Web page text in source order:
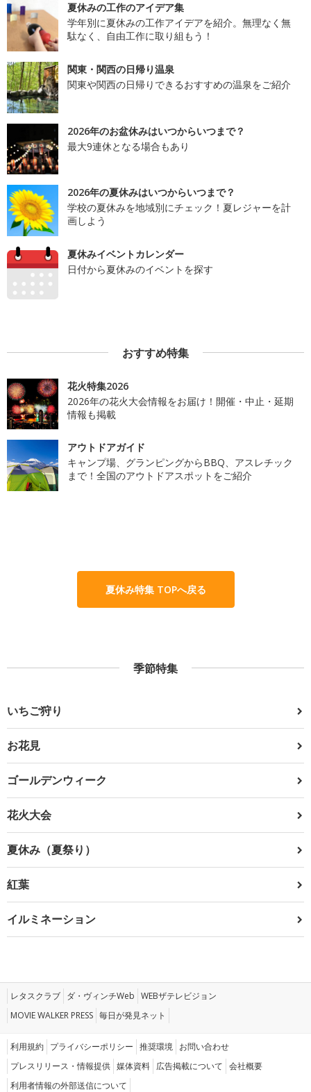
夏休みの工作のアイデア集
学年別に夏休みの工作アイデアを紹介。無理なく無
駄なく、自由工作に取り組もう！
関東・関西の日帰り温泉
関東や関西の日帰りできるおすすめの温泉をご紹介
2026年のお盆休みはいつからいつまで？
最大9連休となる場合もあり
2026年の夏休みはいつからいつまで？
学校の夏休みを地域別にチェック！夏レジャーを計
画しよう
夏休みイベントカレンダー
日付から夏休みのイベントを探す
おすすめ特集
花火特集2026
2026年の花火大会情報をお届け！開催・中止・延期
情報も掲載
アウトドアガイド
キャンプ場、グランピングからBBQ、アスレチック
まで！全国のアウトドアスポットをご紹介
夏休み特集 TOPへ戻る
季節特集
いちご狩り
お花見
ゴールデンウィーク
花火大会
夏休み（夏祭り）
紅葉
イルミネーション
レタスクラブ ダ・ヴィンチWeb WEBザテレビジョン
MOVIE WALKER PRESS 毎日が発見ネット
利用規約 プライバシーポリシー 推奨環境 お問い合わせ
プレスリリース・情報提供 媒体資料 広告掲載について 会社概要
利用者情報の外部送信について